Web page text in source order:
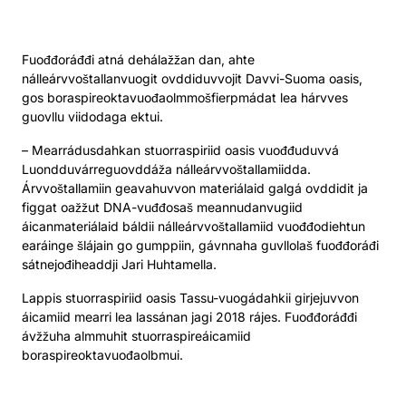
Fuođđoráđđi atná dehálažžan dan, ahte
nálleárvvoštallanvuogit ovddiduvvojit Davvi-Suoma oasis,
gos boraspireoktavuođaolmmošfierpmádat lea hárvves
guovllu viidodaga ektui.
– Mearrádusdahkan stuorraspiriid oasis vuođđuduvvá
Luondduvárreguovddáža nálleárvvoštallamiidda.
Árvvoštallamiin geavahuvvon materiálaid galgá ovddidit ja
figgat oažžut DNA-vuđđosaš meannudanvugiid
áicanmateriálaid báldii nálleárvvoštallamiid vuođđodiehtun
earáinge šlájain go gumppiin, gávnnaha guvllolaš fuođđoráđi
sátnejođiheaddji Jari Huhtamella.
Lappis stuorraspiriid oasis Tassu-vuogádahkii girjejuvvon
áicamiid mearri lea lassánan jagi 2018 rájes. Fuođđoráđđi
ávžžuha almmuhit stuorraspireáicamiid
boraspireoktavuođaolbmui.